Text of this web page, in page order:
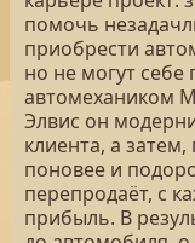
помочь
приобрести
но не могут
автомехаником
Элвис он
клиента, а
поновее и
перепродаёт, с
прибыль. В